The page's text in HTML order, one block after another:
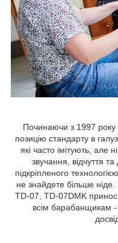
Починаючи з 1997
позицію стандарту в
які часто імітують, але
звучання, відчуття
підкріпленого
не знайдете більше ніде.
TD-07, TD-07DMK
всім барабанщикам -